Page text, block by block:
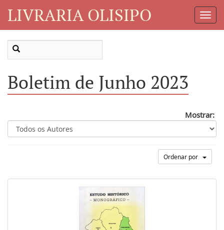
LIVRARIA OLISIPO
Boletim de Junho 2023
Mostrar:
Ordenar por